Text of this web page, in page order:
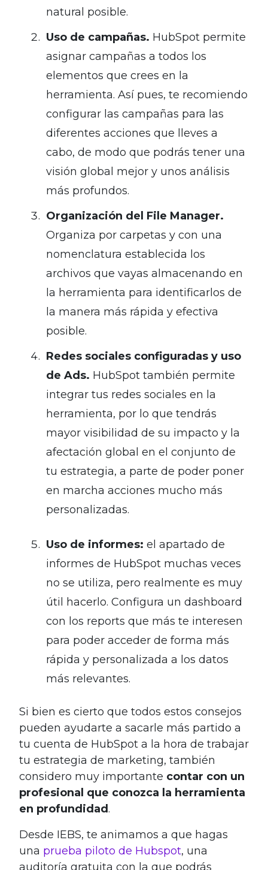
natural posible.
Uso de campañas. HubSpot permite
asignar campañas a todos los
elementos que crees en la
herramienta. Así pues, te recomiendo
configurar las campañas para las
diferentes acciones que lleves a
cabo, de modo que podrás tener una
visión global mejor y unos análisis
más profundos.
Organización del File Manager.
Organiza por carpetas y con una
nomenclatura establecida los
archivos que vayas almacenando en
la herramienta para identificarlos de
la manera más rápida y efectiva
posible.
Redes sociales configuradas y uso
de Ads. HubSpot también permite
integrar tus redes sociales en la
herramienta, por lo que tendrás
mayor visibilidad de su impacto y la
afectación global en el conjunto de
tu estrategia, a parte de poder poner
en marcha acciones mucho más
personalizadas.
Uso de informes: el apartado de
informes de HubSpot muchas veces
no se utiliza, pero realmente es muy
útil hacerlo. Configura un dashboard
con los reports que más te interesen
para poder acceder de forma más
rápida y personalizada a los datos
más relevantes.
Si bien es cierto que todos estos consejos
pueden ayudarte a sacarle más partido a
tu cuenta de HubSpot a la hora de trabajar
tu estrategia de marketing, también
considero muy importante contar con un
profesional que conozca la herramienta
en profundidad.
Desde IEBS, te animamos a que hagas
una prueba piloto de Hubspot, una
auditoría gratuita con la que podrás